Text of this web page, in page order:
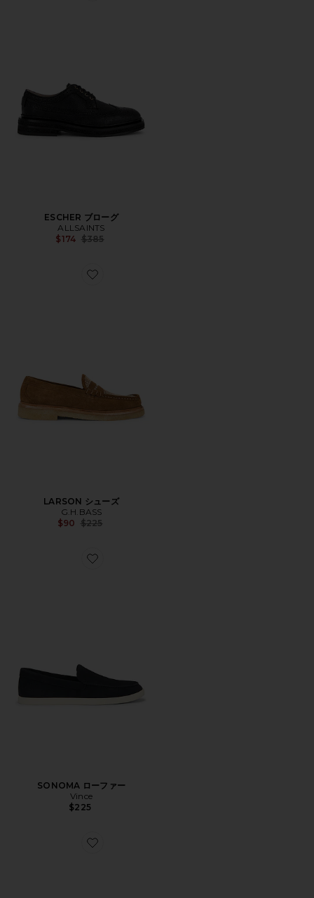
ESCHER ブローグ
ALLSAINTS
$174 Previous price:
$385
Favorite LARSON シューズ
LARSON シューズ
G.H.BASS
$90 Previous price:
$225
Favorite SONOMA ローファー
SONOMA ローファー
Vince
$225
Favorite Hair On Lowell Shoe